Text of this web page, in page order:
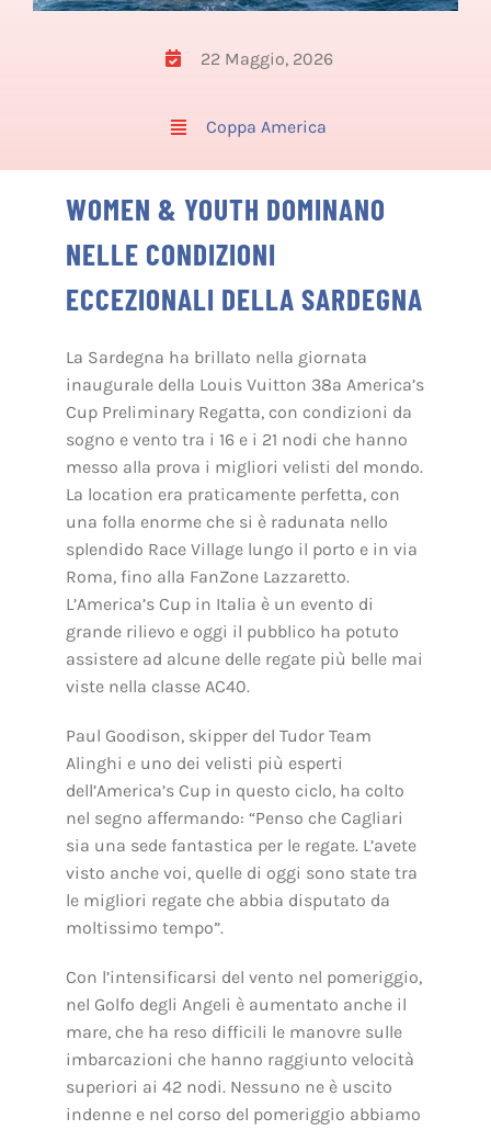
22 Maggio, 2026
Coppa America
WOMEN & YOUTH DOMINANO
NELLE CONDIZIONI
ECCEZIONALI DELLA SARDEGNA
La Sardegna ha brillato nella giornata
inaugurale della Louis Vuitton 38a America’s
Cup Preliminary Regatta, con condizioni da
sogno e vento tra i 16 e i 21 nodi che hanno
messo alla prova i migliori velisti del mondo.
La location era praticamente perfetta, con
una folla enorme che si è radunata nello
splendido Race Village lungo il porto e in via
Roma, fino alla FanZone Lazzaretto.
L’America’s Cup in Italia è un evento di
grande rilievo e oggi il pubblico ha potuto
assistere ad alcune delle regate più belle mai
viste nella classe AC40.
Paul Goodison, skipper del Tudor Team
Alinghi e uno dei velisti più esperti
dell’America’s Cup in questo ciclo, ha colto
nel segno affermando: “Penso che Cagliari
sia una sede fantastica per le regate. L’avete
visto anche voi, quelle di oggi sono state tra
le migliori regate che abbia disputato da
moltissimo tempo”.
Con l’intensificarsi del vento nel pomeriggio,
nel Golfo degli Angeli è aumentato anche il
mare, che ha reso difficili le manovre sulle
imbarcazioni che hanno raggiunto velocità
superiori ai 42 nodi. Nessuno ne è uscito
indenne e nel corso del pomeriggio abbiamo